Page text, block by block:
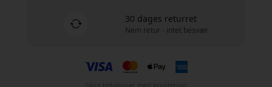
30 dages returret
Nem retur - intet besvær